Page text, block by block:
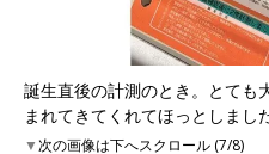
誕生直後の計測のとき。とても
まれてきてくれてほっとしまし
▼次の画像は下へスクロール (7/8)